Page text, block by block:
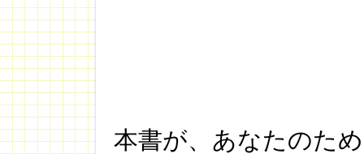
本書が、あなたのた